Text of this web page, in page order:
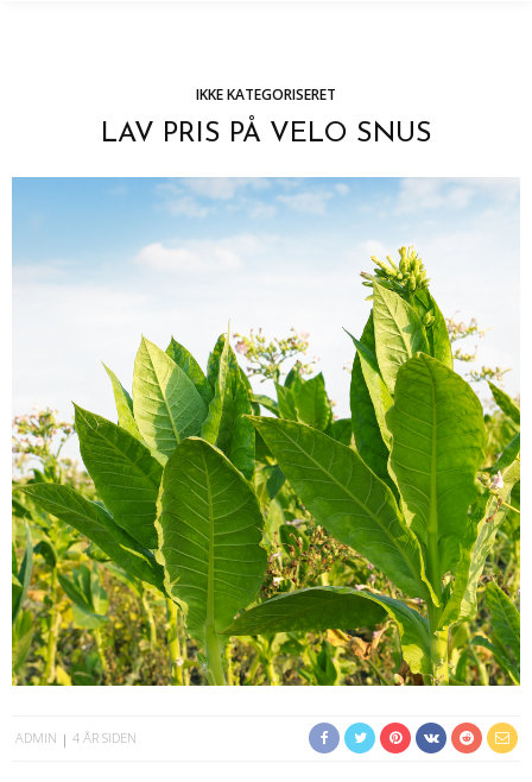
IKKE KATEGORISERET
LAV PRIS PÅ VELO SNUS
ADMIN 4 ÅR SIDEN